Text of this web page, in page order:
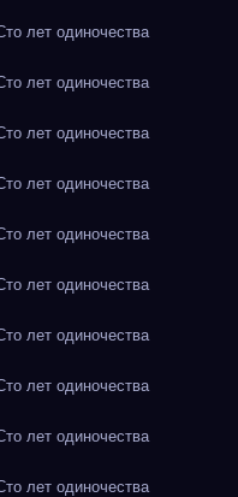
лет одиночества
лет одиночества
лет одиночества
лет одиночества
лет одиночества
лет одиночества
лет одиночества
лет одиночества
лет одиночества
лет одиночества